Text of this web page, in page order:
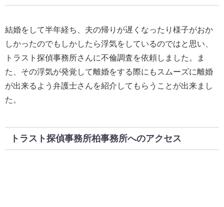
結婚をして半年経ち、夫の帰りが遅くなったり様子がおか
しかったのでもしかしたら浮気をしているのではと思い、
トラスト探偵事務所さんに不倫調査を依頼しました。ま
た、その浮気が発覚して離婚をする際にもスムーズに離婚
が出来るよう弁護士さんを紹介してもらうことが出来まし
た。
トラスト探偵事務所柏事務所へのアクセス